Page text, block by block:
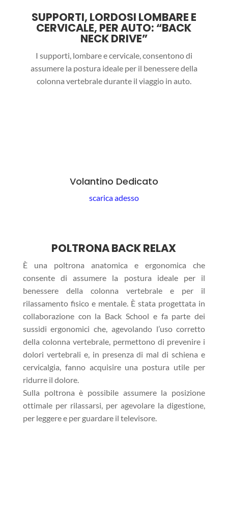
SUPPORTI, LORDOSI LOMBARE E
CERVICALE, PER AUTO: “BACK
NECK DRIVE”
I supporti, lombare e cervicale, consentono di
assumere la postura ideale per il benessere della
colonna vertebrale durante il viaggio in auto.
Volantino Dedicato
scarica adesso
POLTRONA BACK RELAX
È una poltrona anatomica e ergonomica che
consente di assumere la postura ideale per il
benessere della colonna vertebrale e per il
rilassamento fisico e mentale. È stata progettata in
collaborazione con la Back School e fa parte dei
sussidi ergonomici che, agevolando l’uso corretto
della colonna vertebrale, permettono di prevenire i
dolori vertebrali e, in presenza di mal di schiena e
cervicalgia, fanno acquisire una postura utile per
ridurre il dolore.
Sulla poltrona è possibile assumere la posizione
ottimale per rilassarsi, per agevolare la digestione,
per leggere e per guardare il televisore.